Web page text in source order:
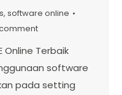
, software online
Online Terbaik
software
pada setting